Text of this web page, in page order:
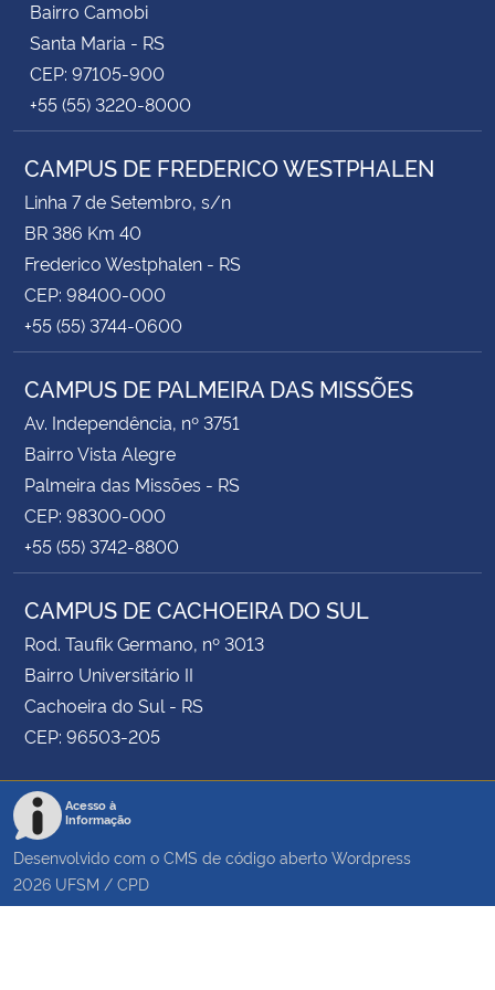
Bairro Camobi
Santa Maria - RS
CEP: 97105-900
+55 (55) 3220-8000
CAMPUS DE FREDERICO WESTPHALEN
Linha 7 de Setembro, s/n
BR 386 Km 40
Frederico Westphalen - RS
CEP: 98400-000
+55 (55) 3744-0600
CAMPUS DE PALMEIRA DAS MISSÕES
Av. Independência, nº 3751
Bairro Vista Alegre
Palmeira das Missões - RS
CEP: 98300-000
+55 (55) 3742-8800
CAMPUS DE CACHOEIRA DO SUL
Rod. Taufik Germano, nº 3013
Bairro Universitário II
Cachoeira do Sul - RS
CEP: 96503-205
Acesso à
Informação
Desenvolvido com o CMS de código aberto Wordpress
2026 UFSM / CPD